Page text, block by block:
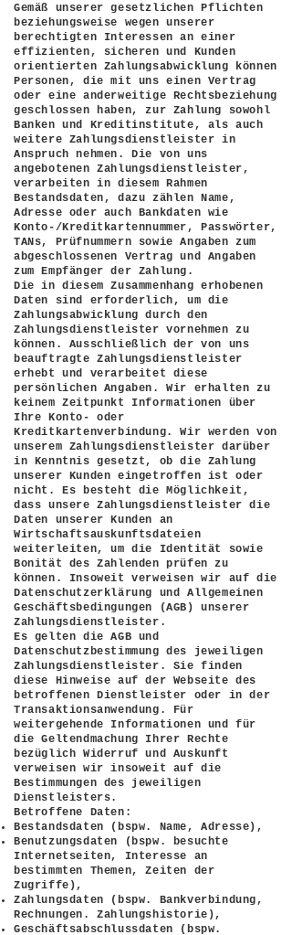
Gemäß unserer gesetzlichen Pflichten
beziehungsweise wegen unserer
berechtigten Interessen an einer
effizienten, sicheren und Kunden
orientierten Zahlungsabwicklung können
Personen, die mit uns einen Vertrag
oder eine anderweitige Rechtsbeziehung
geschlossen haben, zur Zahlung sowohl
Banken und Kreditinstitute, als auch
weitere Zahlungsdienstleister in
Anspruch nehmen. Die von uns
angebotenen Zahlungsdienstleister,
verarbeiten in diesem Rahmen
Bestandsdaten, dazu zählen Name,
Adresse oder auch Bankdaten wie
Konto-/Kreditkartennummer, Passwörter,
TANs, Prüfnummern sowie Angaben zum
abgeschlossenen Vertrag und Angaben
zum Empfänger der Zahlung.
Die in diesem Zusammenhang erhobenen
Daten sind erforderlich, um die
Zahlungsabwicklung durch den
Zahlungsdienstleister vornehmen zu
können. Ausschließlich der von uns
beauftragte Zahlungsdienstleister
erhebt und verarbeitet diese
persönlichen Angaben. Wir erhalten zu
keinem Zeitpunkt Informationen über
Ihre Konto- oder
Kreditkartenverbindung. Wir werden von
unserem Zahlungsdienstleister darüber
in Kenntnis gesetzt, ob die Zahlung
unserer Kunden eingetroffen ist oder
nicht. Es besteht die Möglichkeit,
dass unsere Zahlungsdienstleister die
Daten unserer Kunden an
Wirtschaftsauskunftsdateien
weiterleiten, um die Identität sowie
Bonität des Zahlenden prüfen zu
können. Insoweit verweisen wir auf die
Datenschutzerklärung und Allgemeinen
Geschäftsbedingungen (AGB) unserer
Zahlungsdienstleister.
Es gelten die AGB und
Datenschutzbestimmung des jeweiligen
Zahlungsdienstleister. Sie finden
diese Hinweise auf der Webseite des
betroffenen Dienstleister oder in der
Transaktionsanwendung. Für
weitergehende Informationen und für
die Geltendmachung Ihrer Rechte
bezüglich Widerruf und Auskunft
verweisen wir insoweit auf die
Bestimmungen des jeweiligen
Dienstleisters.
Betroffene Daten:
Bestandsdaten (bspw. Name, Adresse),
Benutzungsdaten (bspw. besuchte
Internetseiten, Interesse an
bestimmten Themen, Zeiten der
Zugriffe),
Zahlungsdaten (bspw. Bankverbindung,
Rechnungen. Zahlungshistorie),
Geschäftsabschlussdaten (bspw.